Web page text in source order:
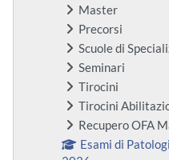
Master
Precorsi
Scuole di
Seminari
Tirocini
Tirocini
Recupero OFA
Esami di